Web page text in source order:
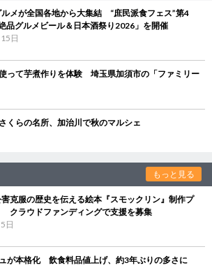
メが全国各地から大集結 “庶民派食フェス”第4
品グルメビール＆日本酒祭り2026」を開催
日
って芋煮作りを体験 埼玉県加須市の「ファミリー
くらの名所、加治川で秋のマルシェ
もっと見る
克服の歴史を伝える絵本『スモックリン』制作プ
クラウドファンディングで支援を募集
日
ュが本格化 飲食料品値上げ、約3年ぶりの多さに